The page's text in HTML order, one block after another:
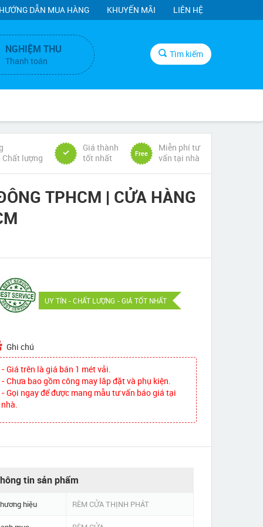
HƯỚNG DẪN MUA HÀNG KHUYẾN MÃI LIÊN HỆ
NGHIỆM THU
Thanh toán
Tìm kiếm
Chất lượng
Giá thành
tốt nhất
Free
Miễn phí tư
vấn tại nhà
TPHCM | CỬA HÀNG
UY TÍN - CHẤT LƯỢNG - GIÁ TỐT NHẤT
Ghi chú
- Giá trên là giá bán 1 mét vải.
- Chưa bao gồm công may lắp đặt và phụ kiện.
- Gọi ngay để được mang mẫu tư vấn báo giá tại
nhà.
tin sản phẩm
hiệu RÈM CỬA THỊNH PHÁT